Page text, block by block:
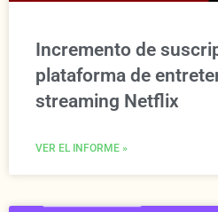
Incremento de
plataforma de
streaming Netflix
VER EL INFORME »